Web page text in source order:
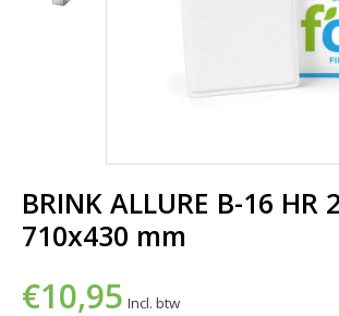
BRINK ALLURE B-16 HR
710x430 mm
€10,95 Incl. btw